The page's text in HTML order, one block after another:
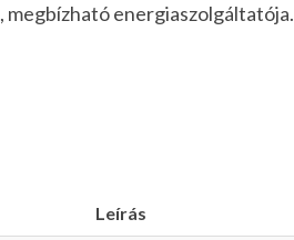
megbízható energiaszolgáltatója.
Leírás